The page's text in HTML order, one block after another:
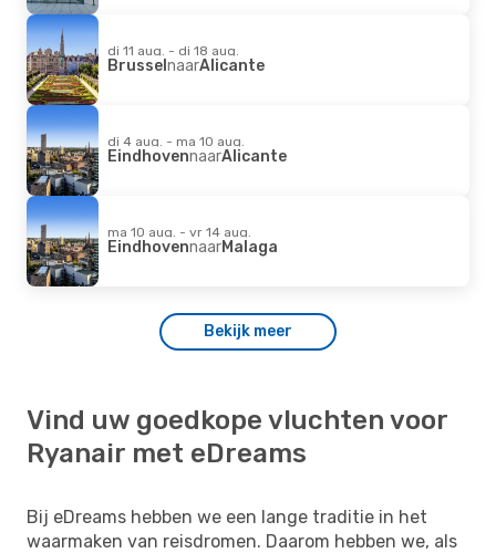
di 11 aug. - di 18 aug.
BrusselnaarAlicante
di 4 aug. - ma 10 aug.
EindhovennaarAlicante
ma 10 aug. - vr 14 aug.
EindhovennaarMalaga
Bekijk meer
Vind uw goedkope vluchten voor
Ryanair met eDreams
Bij eDreams hebben we een lange traditie in het
waarmaken van reisdromen. Daarom hebben we, als